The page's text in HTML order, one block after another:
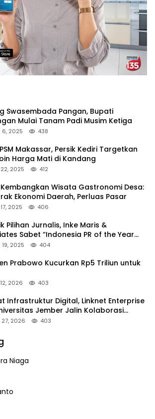
Swasembada Pangan, Bupati
Mulai Tanam Padi Musim Ketiga
2025 438
Makassar, Persik Kediri Targetkan
Harga Mati di Kandang
2025 412
Kembangkan Wisata Gastronomi Desa:
Ekonomi Daerah, Perluas Pasar
2025 406
Pilihan Jurnalis, Inke Maris &
Sabet “Indonesia PR of the Year
2025 404
Prabowo Kucurkan Rp5 Triliun untuk
2026 403
Infrastruktur Digital, Linknet Enterprise
Jember Jalin Kolaborasi
Berbasis AI
2026 403
Niaga